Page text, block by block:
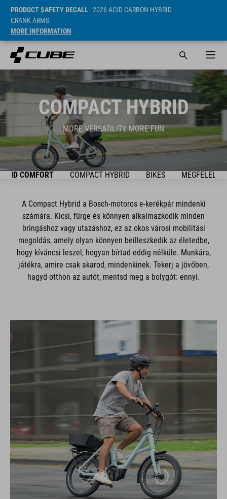
PRODUCT SAFETY RECALL- 2026 ACID CARBON HYBRID
CRANK ARMS
MORE INFORMATION
COMPACT HYBRID
MORE VERSATILITY, MORE FUN
COMFORT COMPACT HYBRID BIKES MEGFELELŐ
A Compact Hybrid a Bosch-motoros e-kerékpár mindenki
számára. Kicsi, fürge és könnyen alkalmazkodik minden
bringáshoz vagy utazáshoz, ez az okos városi mobilitási
megoldás, amely olyan könnyen beilleszkedik az életedbe,
hogy kíváncsi leszel, hogyan bírtad eddig nélküle. Munkára,
játékra, amire csak akarod, mindenkinek. Tekerj a jövőben,
hagyd otthon az autót, mentsd meg a bolygót: ennyi.